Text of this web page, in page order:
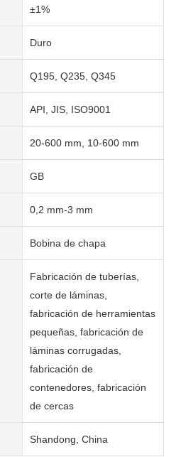
±1%
Duro
Q195, Q235, Q345
API, JIS, ISO9001
20-600 mm, 10-600 mm
GB
0,2 mm-3 mm
Bobina de chapa
Fabricación de tuberías,
corte de láminas,
fabricación de herramientas
pequeñas, fabricación de
láminas corrugadas,
fabricación de
contenedores, fabricación
de cercas
Shandong, China